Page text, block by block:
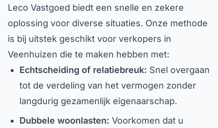
Leco Vastgoed biedt een snelle en zekere
oplossing voor diverse situaties. Onze methode
is bij uitstek geschikt voor verkopers in
Veenhuizen die te maken hebben met:
Echtscheiding of relatiebreuk: Snel overgaan
tot de verdeling van het vermogen zonder
langdurig gezamenlijk eigenaarschap.
Dubbele woonlasten: Voorkomen dat u